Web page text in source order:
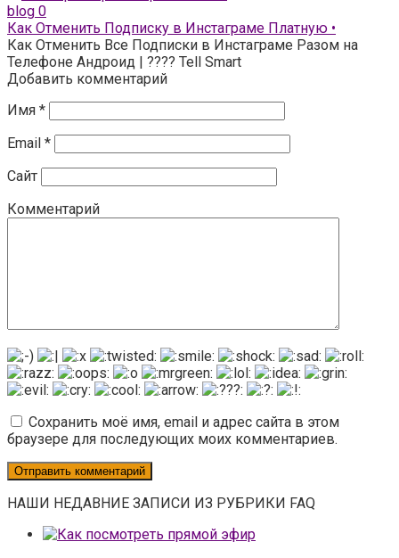
blog 0
Как Отменить Подписку в Инстаграме Платную •
Как Отменить Все Подписки в Инстаграме Разом на
Телефоне Андроид | ???? Tell Smart
Добавить комментарий
Имя *
Email *
Сайт
Комментарий
Сохранить моё имя, email и адрес сайта в этом
браузере для последующих моих комментариев.
НАШИ НЕДАВНИЕ ЗАПИСИ ИЗ РУБРИКИ FAQ